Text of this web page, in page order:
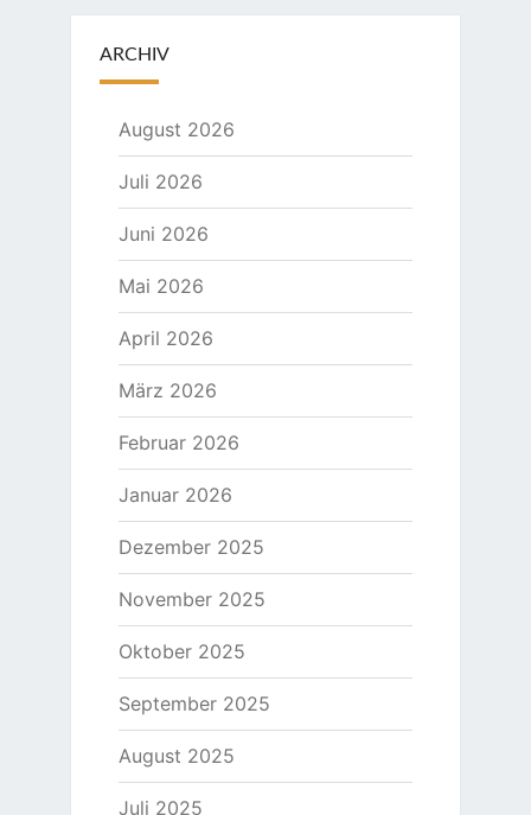
ARCHIV
August 2026
Juli 2026
Juni 2026
Mai 2026
April 2026
März 2026
Februar 2026
Januar 2026
Dezember 2025
November 2025
Oktober 2025
September 2025
August 2025
Juli 2025